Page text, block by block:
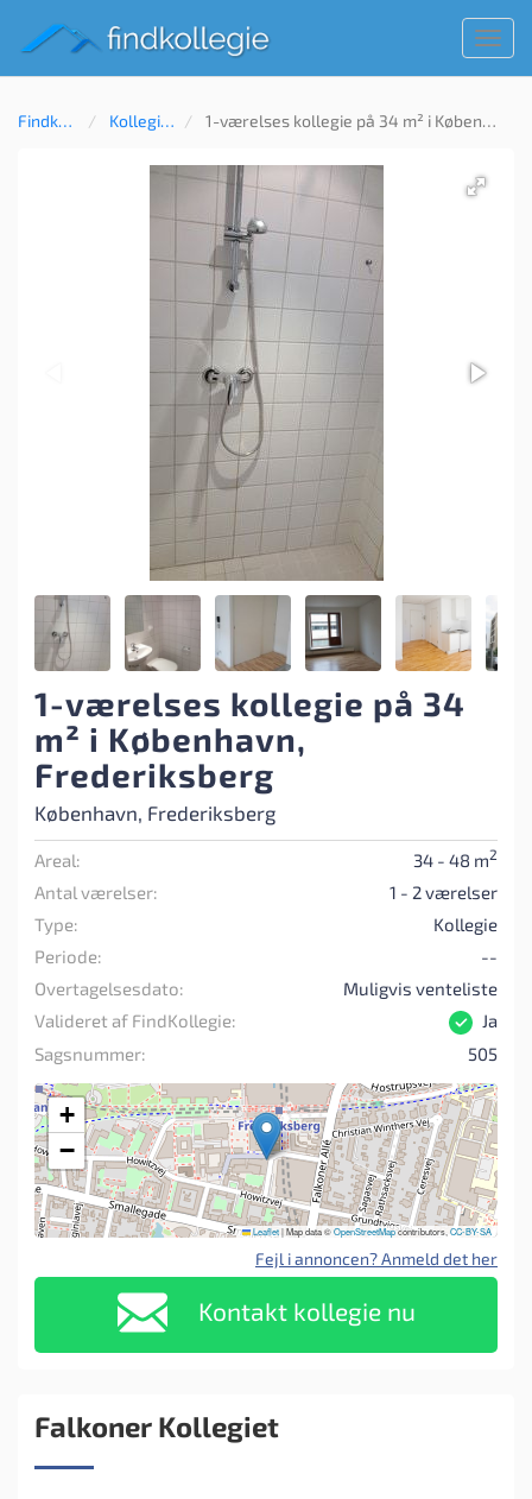
Findkollegie Kollegie til leje 1-værelses kollegie på 34 m² i København, Frederiksberg
1-værelses kollegie på 34
m² i København,
Frederiksberg
København, Frederiksberg
Areal: 34 - 48 m2
Antal værelser:
1 - 2 værelser
Type:
Kollegie
Periode:
--
Overtagelsesdato:
Muligvis venteliste
Valideret af FindKollegie:
Ja
Sagsnummer:
505
+
−
Leaflet|Map data ©OpenStreetMapcontributors,CC-BY-SA
Fejl i annoncen? Anmeld det her
Kontakt kollegie nu
Falkoner Kollegiet